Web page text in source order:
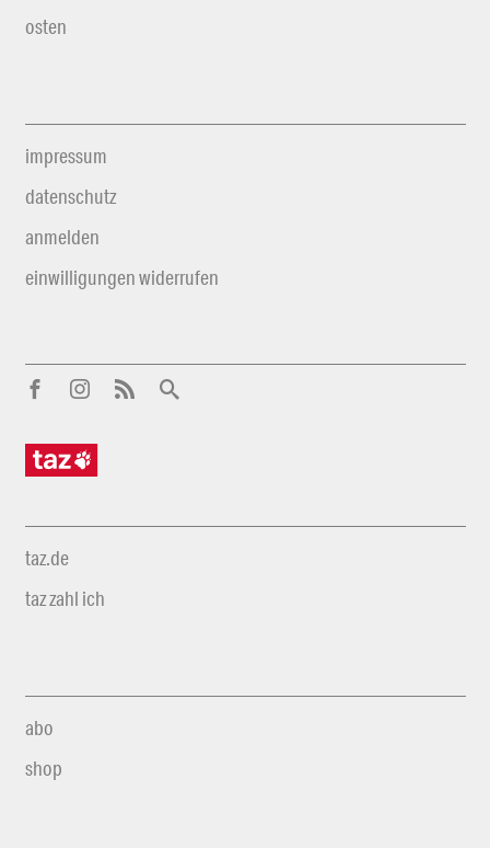
osten
impressum
datenschutz
anmelden
einwilligungen widerrufen
taz.de
taz zahl ich
abo
shop